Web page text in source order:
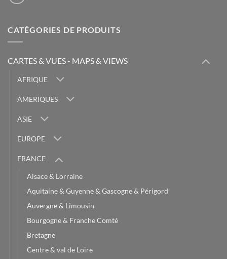
CATÉGORIES DE PRODUITS
CARTES & VUES - MAPS & VIEWS
AFRIQUE
AMERIQUES
ASIE
EUROPE
FRANCE
Alsace & Lorraine
Aquitaine & Guyenne & Gascogne & Périgord
Auvergne & Limousin
Bourgogne & Franche Comté
Bretagne
Centre & val de Loire